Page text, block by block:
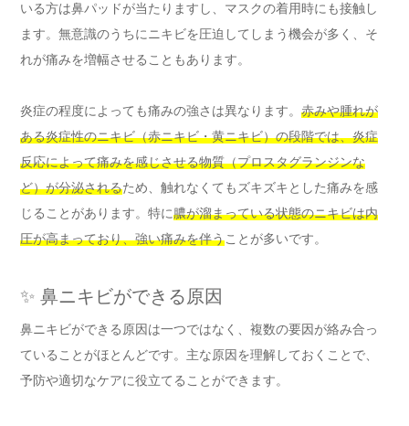
いる方は鼻パッドが当たりますし、マスクの着用時にも接触し
ます。無意識のうちにニキビを圧迫してしまう機会が多く、そ
れが痛みを増幅させることもあります。
炎症の程度によっても痛みの強さは異なります。 赤みや腫れが
ある炎症性のニキビ（赤ニキビ・黄ニキビ）の段階では、炎症
反応によって痛みを感じさせる物質（プロスタグランジンな
ど）が分泌されるため、触れなくてもズキズキとした痛みを感
じることがあります。特に膿が溜まっている状態のニキビは内
圧が高まっており、強い痛みを伴うことが多いです。
✨ 鼻ニキビができる原因
鼻ニキビができる原因は一つではなく、複数の要因が絡み合っ
ていることがほとんどです。主な原因を理解しておくことで、
予防や適切なケアに役立てることができます。